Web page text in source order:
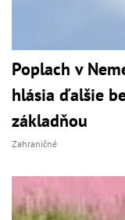
Poplach v
hlásia ďalšie
základňou
Zahraničné